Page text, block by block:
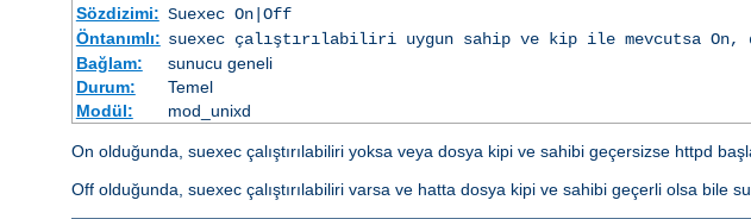
Sözdizimi: Suexec On|Off
Öntanımlı: suexec çalıştırılabiliri uygun sahip ve kip ile mevcutsa On,
Bağlam:
sunucu geneli
Durum:
Temel
Modül:
mod_unixd
On olduğunda, suexec çalıştırılabiliri yoksa veya dosya kipi ve sahibi geçersizse httpd
Off olduğunda, suexec çalıştırılabiliri varsa ve hatta dosya kipi ve sahibi geçerli olsa bile